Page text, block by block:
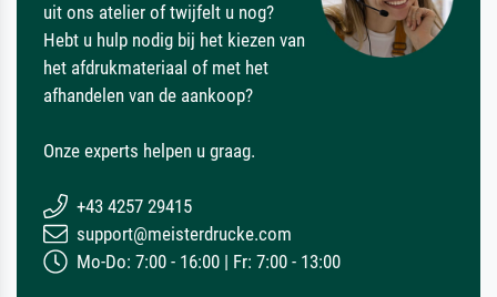
uit ons atelier of twijfelt u nog?
Hebt u hulp nodig bij het kiezen van
het afdrukmateriaal of met het
afhandelen van de aankoop?
Onze experts helpen u graag.
+43 4257 29415
support@meisterdrucke.com
Mo-Do: 7:00 - 16:00 | Fr: 7:00 - 13:00